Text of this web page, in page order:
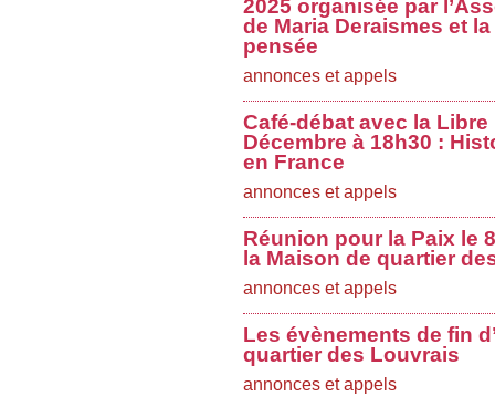
2025 organisée par
de Maria Deraismes et
pensée
annonces et appels
Café-débat avec la Libre
Décembre à 18h30 :
en France
annonces et appels
Réunion pour la Paix le
la Maison de quartier
annonces et appels
Les évènements de fin
quartier des Louvrais
annonces et appels